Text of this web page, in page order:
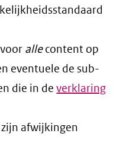
allecontent op
eventuele de sub-
die in deverklaring
afwijkingen